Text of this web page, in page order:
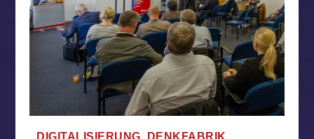
DIGITALISIERUNG, DENKFABRIK,